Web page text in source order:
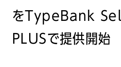
をTypeBank
PLUSで提供開始